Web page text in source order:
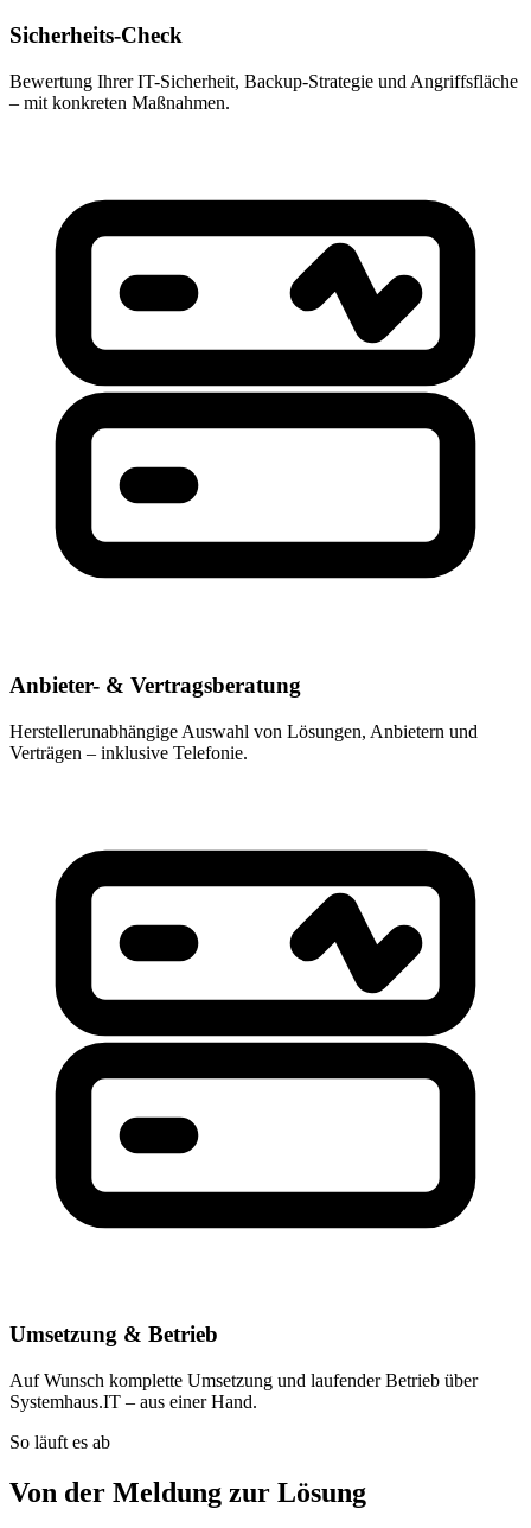
Sicherheits-Check
Bewertung Ihrer IT-Sicherheit, Backup-Strategie und Angriffsfläche
– mit konkreten Maßnahmen.
Anbieter- & Vertragsberatung
Herstellerunabhängige Auswahl von Lösungen, Anbietern und
Verträgen – inklusive Telefonie.
Umsetzung & Betrieb
Auf Wunsch komplette Umsetzung und laufender Betrieb über
Systemhaus.IT – aus einer Hand.
So läuft es ab
Von der Meldung zur Lösung